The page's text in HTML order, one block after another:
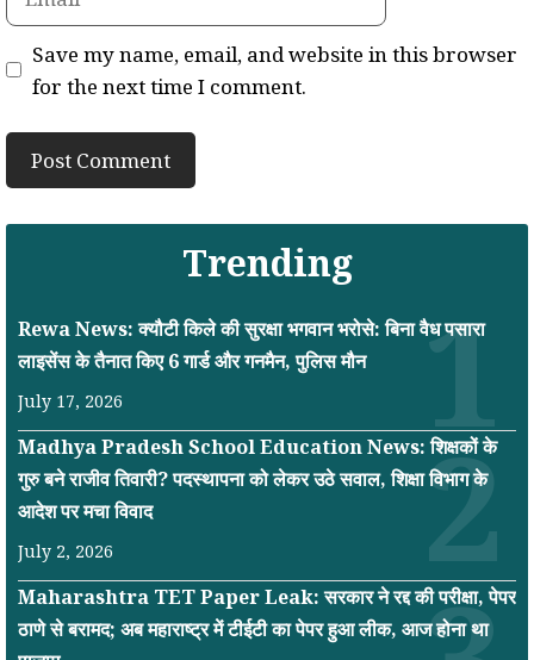
Save my name, email, and website in this browser
for the next time I comment.
Trending
Rewa News: क्यौटी किले की सुरक्षा भगवान भरोसे: बिना वैध पसारा
लाइसेंस के तैनात किए 6 गार्ड और गनमैन, पुलिस मौन
July 17, 2026
Madhya Pradesh School Education News: शिक्षकों के
गुरु बने राजीव तिवारी? पदस्थापना को लेकर उठे सवाल, शिक्षा विभाग के
आदेश पर मचा विवाद
July 2, 2026
Maharashtra TET Paper Leak: सरकार ने रद्द की परीक्षा, पेपर
ठाणे से बरामद; अब महाराष्ट्र में टीईटी का पेपर हुआ लीक, आज होना था